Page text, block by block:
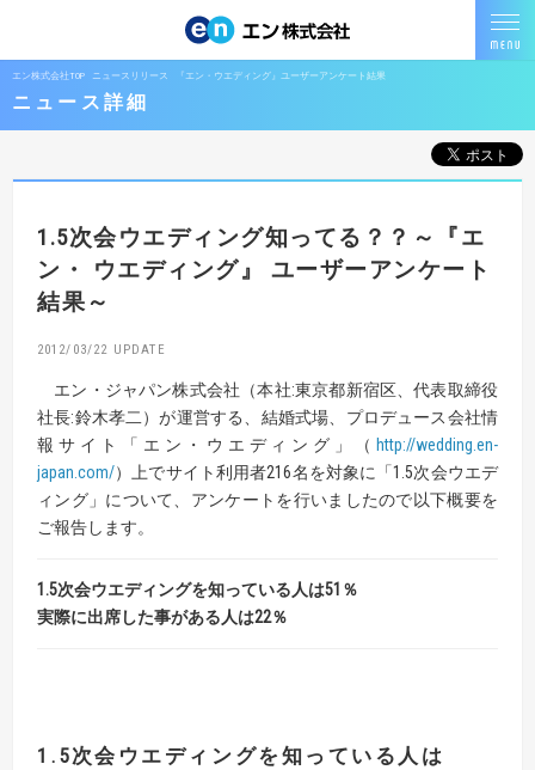
エン株式会社TOP ニュースリリース 『エン・ウエディング』ユーザーアンケート結果
ニュース詳細
1.5次会ウエディング知ってる？？ ～『エ
ン・ ウエディング』 ユーザーアンケート
結果～
2012/03/22
エン・ジャパン株式会社（本社:東京都新宿区、代表取締役
社長:鈴木孝二）が運営する、結婚式場、プロデュース会社情
報サイト「エン・ウエディング」（ http://wedding.en-
japan.com/）上でサイト利用者216名を対象に「1.5次会ウエデ
ィング」について、アンケートを行いましたので以下概要を
ご報告します。
1.5次会ウエディングを知っている人は51％
実際に出席した事がある人は22％
1.5次会ウエディングを知っている人は